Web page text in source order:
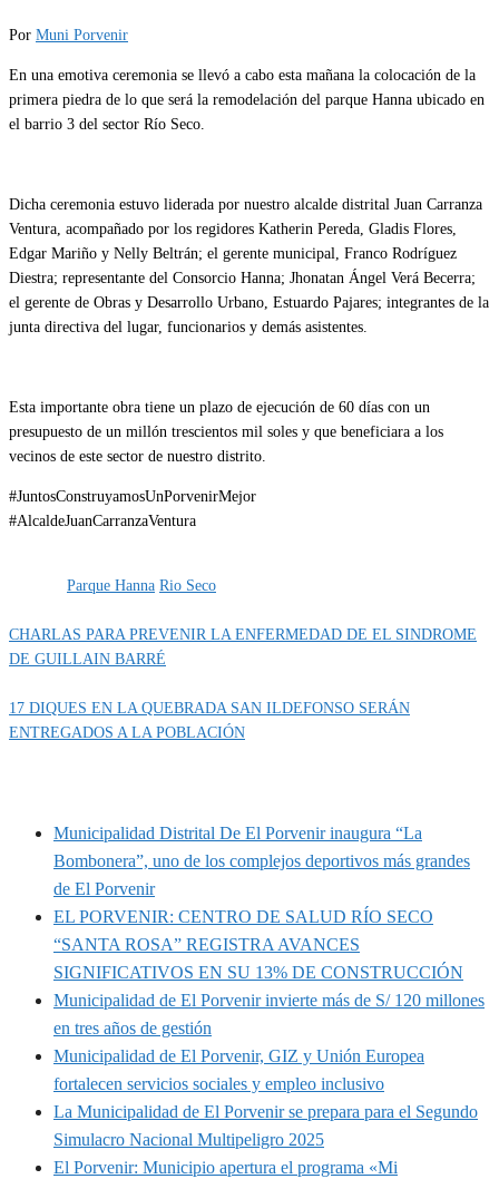
Por Muni Porvenir
En una emotiva ceremonia se llevó a cabo esta mañana la colocación de la
primera piedra de lo que será la remodelación del parque Hanna ubicado en
el barrio 3 del sector Río Seco.
Dicha ceremonia estuvo liderada por nuestro alcalde distrital Juan Carranza
Ventura, acompañado por los regidores Katherin Pereda, Gladis Flores,
Edgar Mariño y Nelly Beltrán; el gerente municipal, Franco Rodríguez
Diestra; representante del Consorcio Hanna; Jhonatan Ángel Verá Becerra;
el gerente de Obras y Desarrollo Urbano, Estuardo Pajares; integrantes de la
junta directiva del lugar, funcionarios y demás asistentes.
Esta importante obra tiene un plazo de ejecución de 60 días con un
presupuesto de un millón trescientos mil soles y que beneficiara a los
vecinos de este sector de nuestro distrito.
#JuntosConstruyamosUnPorvenirMejor
#AlcaldeJuanCarranzaVentura
Parque Hanna Rio Seco
CHARLAS PARA PREVENIR LA ENFERMEDAD DE EL SINDROME
DE GUILLAIN BARRÉ
17 DIQUES EN LA QUEBRADA SAN ILDEFONSO SERÁN
ENTREGADOS A LA POBLACIÓN
Municipalidad Distrital De El Porvenir inaugura “La
Bombonera”, uno de los complejos deportivos más grandes
de El Porvenir
EL PORVENIR: CENTRO DE SALUD RÍO SECO
“SANTA ROSA” REGISTRA AVANCES
SIGNIFICATIVOS EN SU 13% DE CONSTRUCCIÓN
Municipalidad de El Porvenir invierte más de S/ 120 millones
en tres años de gestión
Municipalidad de El Porvenir, GIZ y Unión Europea
fortalecen servicios sociales y empleo inclusivo
La Municipalidad de El Porvenir se prepara para el Segundo
Simulacro Nacional Multipeligro 2025
El Porvenir: Municipio apertura el programa «Mi